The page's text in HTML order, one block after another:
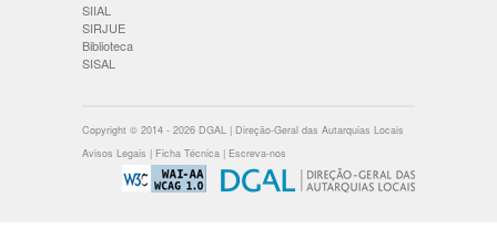
SIIAL
SIRJUE
Biblioteca
SISAL
Copyright © 2014 - 2026 DGAL | Direção-Geral das Autarquias Locais
Avisos Legais | Ficha Técnica | Escreva-nos